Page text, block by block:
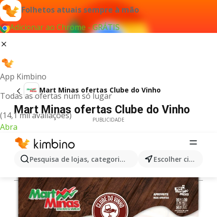
Folhetos atuais sempre à mão
Adicionar ao Chrome - GRÁTIS
App Kimbino
Todas as ofertas num só lugar
(14,1 mil avaliações)
Abra
Pesquisa de lojas, categorias,produtos... Escolher cidade
Mart Minas ofertas Clube do Vinho
Mart Minas ofertas Clube do Vinho
PUBLICIDADE